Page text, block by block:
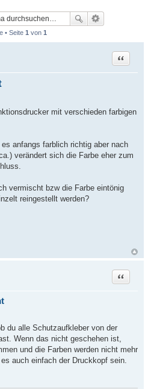
• Seite 1 von 1
Zitat
mit verschieden farbigen
anfangs farblich richtig aber nach
verändert sich die Farbe eher zum
vermischt bzw die Farbe eintönig
reingestellt werden?
Zitat
du alle Schutzaufkleber von der
Wenn das nicht geschehen ist,
und die Farben werden nicht mehr
auch einfach der Druckkopf sein.